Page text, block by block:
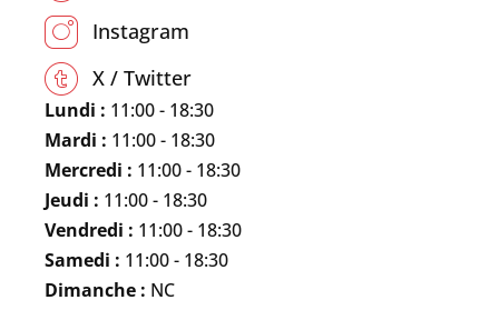
Instagram
X / Twitter
Lundi : 11:00 - 18:30
Mardi : 11:00 - 18:30
Mercredi : 11:00 - 18:30
Jeudi : 11:00 - 18:30
Vendredi : 11:00 - 18:30
Samedi : 11:00 - 18:30
Dimanche : NC